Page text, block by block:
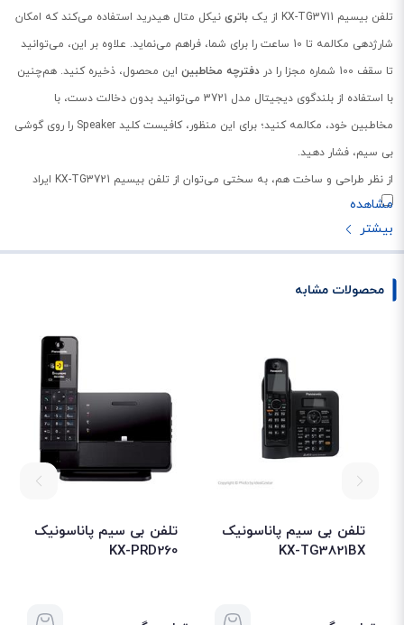
تلفن بیسیم KX-TG3711 از یک
باترینیکل متال هیدرید استفاده می‌کند که امکان
شارژدهی مکالمه تا 10 ساعت را برای شما، فراهم می‌نماید. علاوه بر این، می‌توانید
تا سقف 100 شماره مجزا را در
دفترچه مخاطبیناین محصول، ذخیره کنید. هم‌چنین
با استفاده از بلندگوی دیجیتال مدل 3721 می‌توانید بدون دخالت دست، با
مخاطبین خود، مکالمه کنید؛ برای این منظور، کافیست کلید Speaker را روی گوشی
بی سیم، فشار دهید.
از نظر طراحی و ساخت هم، به سختی می‌توان از تلفن بیسیم KX-TG3721 ایراد
سادگی مشاهده کرده و آن‌ها را از همدیگر تفکیک کنید. صفحه کلید این
شده توسط منشی تلفنی را برای شما، نمایش دهد. با بررسی همه جوانب، می‌توان
با قاطعیت اعلام کرد که تلفن بیسیم پاناسونیک KX-TG3721 در میان محصولات
هم‌قیمت خود، بی‌رقیب است. در ادامه، به بررسی مهم‌ترین قابلیت‌های این تلفن
محبوب و پرفروش، خواهیم پرداخت.
منشی تلفنی گوشی پاناسونیک KX-TG3721
وجود قابلیت منشی تلفنی در این مدل، باعث می‌شود تا مخاطبین شما در صورت
عدم پاسخ‌گویی، به راحتی برایتان پیغام بگذارند. فراموش نکنید که حداکثر زمان
محصولات مشابه
تلفن بی سیم پاناسونیک
KX-TG3821BX
تلفن بی سیم پاناسونیک
KX-PRD260